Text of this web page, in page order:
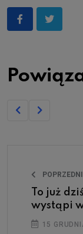
To już
wystąpi
15